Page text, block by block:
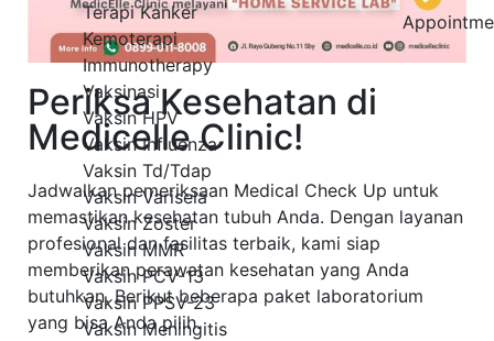
Terapi Kanker
Kemoterapi
Immunotherapy
Vaksinasi
Vaksin HPV
Vaksin Influenza
Vaksin Td/Tdap
Vaksin Varisela
Vaksin Zoster
Vaksin MMR
Vaksin PCV-13
Vaksin PPSV-23
Vaksin Meningitis
Periksa Kesehatan di
Medicelle Clinic!
Jadwalkan pemeriksaan Medical Check Up untuk
memastikan kesehatan tubuh Anda. Dengan layanan
profesional dan fasilitas terbaik, kami siap
memberikan perawatan kesehatan yang Anda
butuhkan. Berikut beberapa paket laboratorium
yang bisa Anda pilih.